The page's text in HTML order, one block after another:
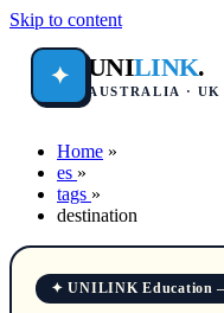
Skip to content
✦ UNILINK.
AUSTRALIA ·
Home »
es »
tags »
destination
✦ UNILINK Education